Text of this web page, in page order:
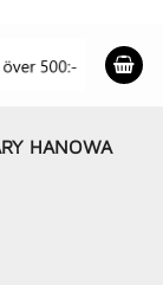
HANOWA